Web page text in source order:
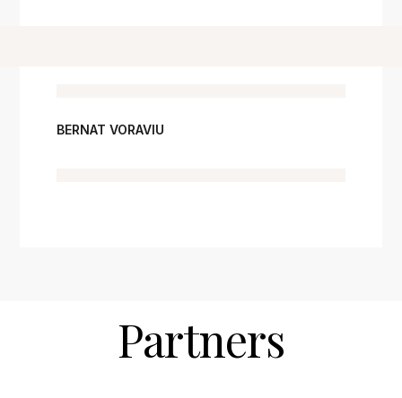
BERNAT VORAVIU
Partners